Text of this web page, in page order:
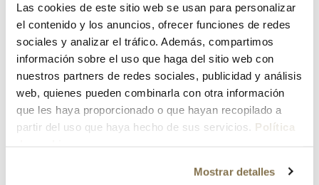
Las cookies de este sitio web se usan para personalizar
el contenido y los anuncios, ofrecer funciones de redes
sociales y analizar el tráfico. Además, compartimos
información sobre el uso que haga del sitio web con
nuestros partners de redes sociales, publicidad y análisis
web, quienes pueden combinarla con otra información
que les haya proporcionado o que hayan recopilado a
partir del uso que haya hecho de sus servicios. Política
Mostrar detalles
¿Has olvidado tu contraseña?